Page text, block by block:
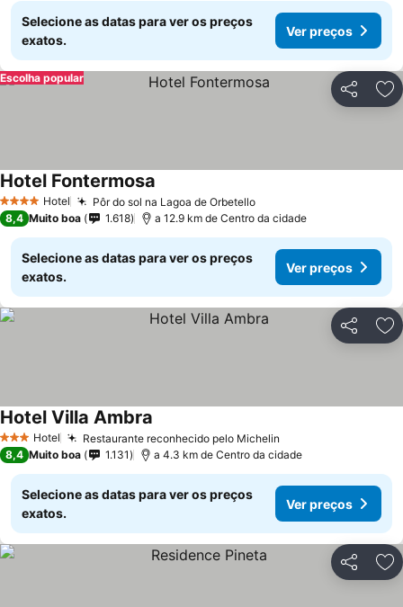
Selecione as datas para ver os preços
exatos.
Ver preços
Partilhar
Escolha popular
4 EstrelasHotel Pôr do sol na Lagoa de Orbetello
Hotel Fontermosa
8,4 Muito boa 1.618 a 12.9 km de Centro da cidade
Selecione as datas para ver os preços
exatos.
Ver preços
Partilhar
3 EstrelasHotel Restaurante reconhecido pelo Michelin
Hotel Villa Ambra
8,4 Muito boa 1.131 a 4.3 km de Centro da cidade
Selecione as datas para ver os preços
exatos.
Ver preços
Partilhar